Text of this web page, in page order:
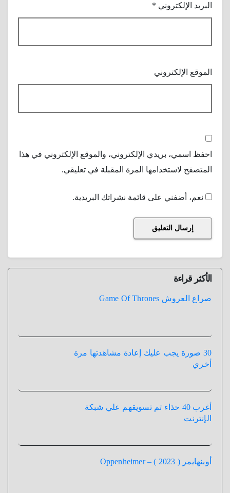
البريد الإلكتروني *
الموقع الإلكتروني
احفظ اسمي، بريدي الإلكتروني، والموقع الإلكتروني في هذا
المتصفح لاستخدامها المرة المقبلة في تعليقي.
نعم، أضفني على قائمة نشراتك البريدية.
الأكثر قراءة
صراع العروش Game Of Thrones
30 صورة يجب عليك إعادة مشاهدتها مرة
أخري
أغرب 40 حذاء تم تسويقهم علي شبكة
الإنترنت
أوبنهايمر ( 2023 ) – Oppenheimer